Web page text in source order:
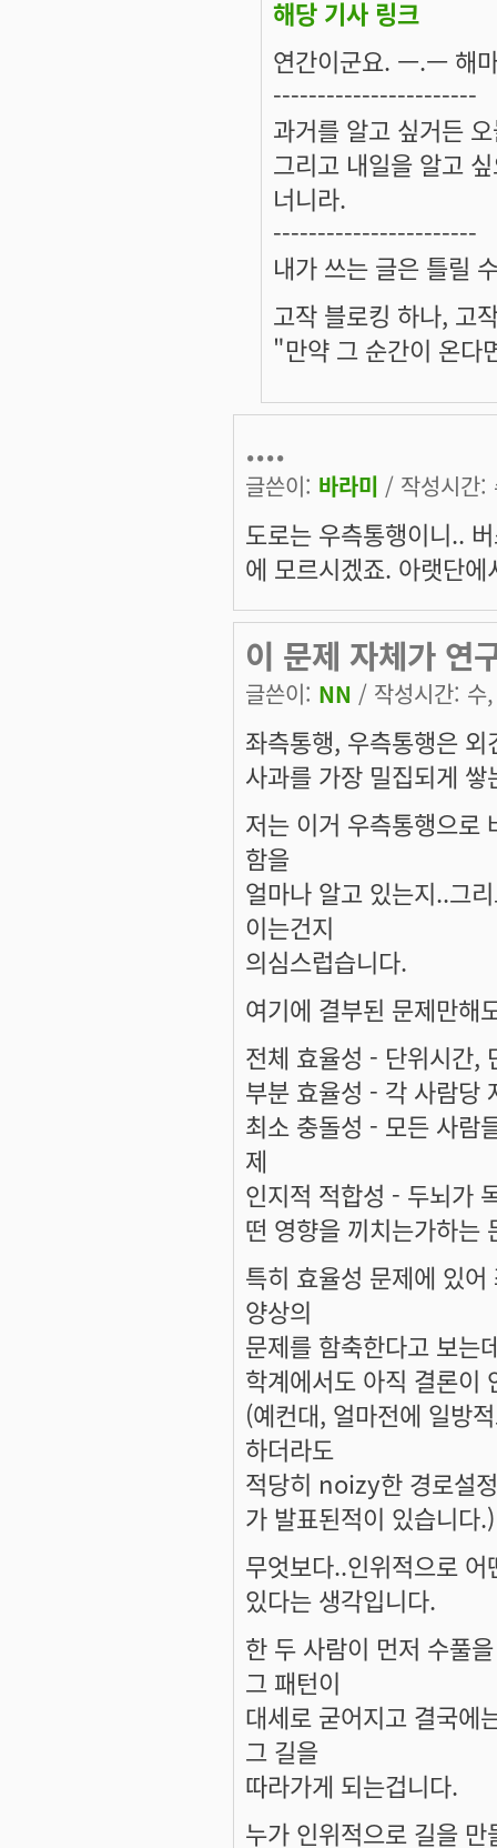
해당 기사 링크
연간이군요. ㅡ.ㅡ 해
-----------------------
과거를 알고 싶거든
그리고 내일을 알고
너니라.
-----------------------
내가 쓰는 글은 틀릴
고작 블로킹 하나, 고
"만약 그 순간이 온다
....
글쓴이: 바라미 / 작성시간
도로는 우측통행이니..
에 모르시겠죠. 아랫단
이 문제 자체가 연
글쓴이: NN / 작성시간:
좌측통행, 우측통행은
사과를 가장 밀집되게
저는 이거 우측통행으로
함을
얼마나 알고 있는지..그
이는건지
의심스럽습니다.
여기에 결부된 문제만해
전체 효율성 - 단위시간,
부분 효율성 - 각 사람당
최소 충돌성 - 모든 사람
제
인지적 적합성 - 두뇌가
떤 영향을 끼치는가하는
특히 효율성 문제에 있
양상의
문제를 함축한다고 보는
학계에서도 아직 결론이
(예컨대, 얼마전에 일방
하더라도
적당히 noizy한 경로설
가 발표된적이 있습니다.)
무엇보다..인위적으로
있다는 생각입니다.
한 두 사람이 먼저 수풀
그 패턴이
대세로 굳어지고 결국에
그 길을
따라가게 되는겁니다.
누가 인위적으로 길을